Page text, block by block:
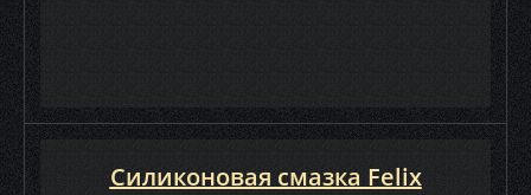
Силиконовая смазка Felix